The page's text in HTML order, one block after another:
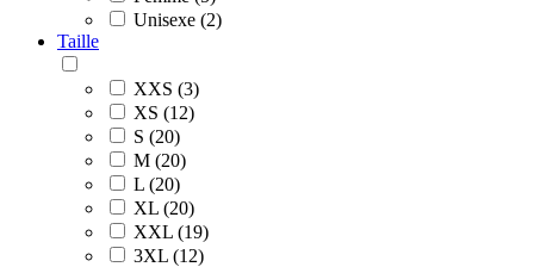
Unisexe (2)
Taille
XXS (3)
XS (12)
S (20)
M (20)
L (20)
XL (20)
XXL (19)
3XL (12)